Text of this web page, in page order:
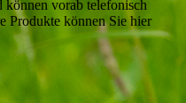
können vorab telefonisch
Produkte können Sie hier